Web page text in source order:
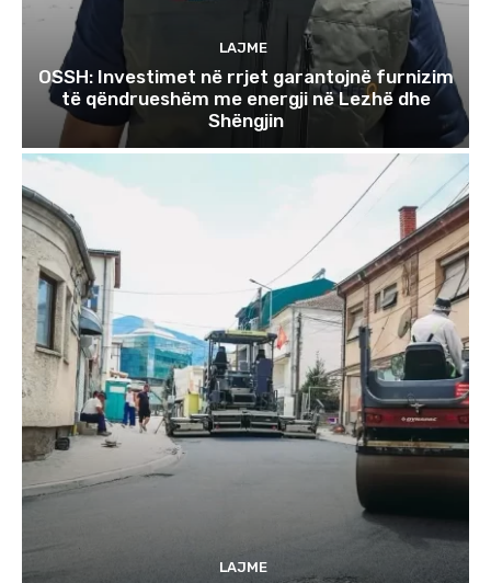
LAJME
OSSH: Investimet në rrjet garantojnë furnizim
të qëndrueshëm me energji në Lezhë dhe
Shëngjin
LAJME